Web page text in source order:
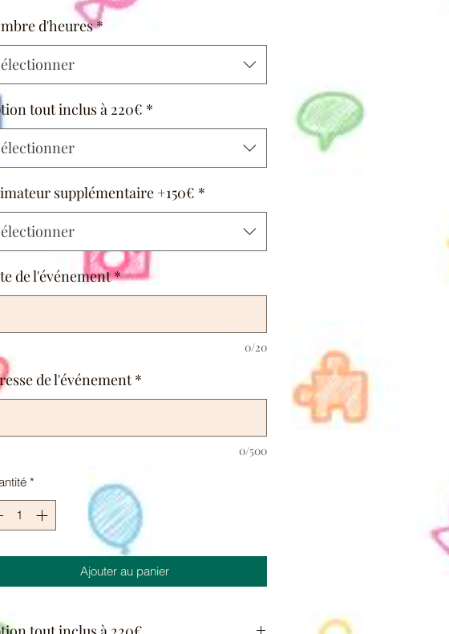
d'heures*
tout inclus à 220€ *
supplémentaire +150€ *
de l'événement*
0/20
de l'événement *
0/500
*
Ajouter au panier